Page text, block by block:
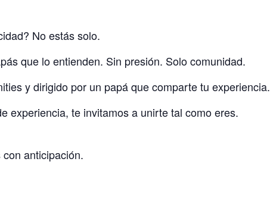
No estás solo.
que lo entienden. Sin presión. Solo comunidad.
y dirigido por un papá que comparte tu experiencia.
experiencia, te invitamos a unirte tal como eres.
anticipación.